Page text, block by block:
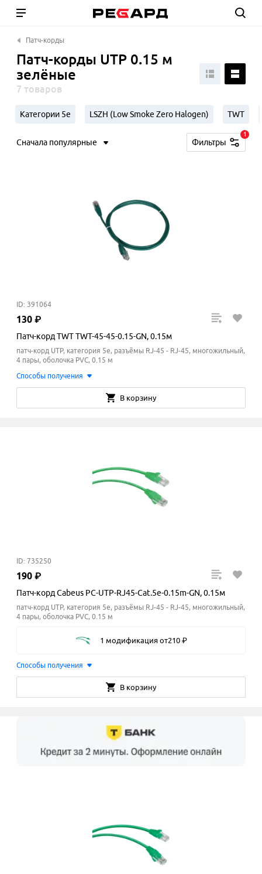
Патч-корды
Патч-корды UTP 0.15 м
зелёные
7 товаров
Категории 5e LSZH (Low Smoke Zero Halogen) TWT
Сначала популярные Фильтры
1
ID: 391064
130 ₽
Патч-корд TWT TWT-45-45-0.15-GN, 0.15м
патч-корд UTP, категория 5e, разъёмы RJ-45 - RJ-45, многожильный,
4 пары, оболочка PVC, 0.15 м
Способы получения
В корзину
ID: 735250
190 ₽
Патч-корд Cabeus PC-UTP-RJ45-Cat.5e-0.15m-GN, 0.15м
патч-корд UTP, категория 5e, разъёмы RJ-45 - RJ-45, многожильный,
4 пары, оболочка PVC, 0.15 м
1 модификация от210 ₽
Способы получения
В корзину